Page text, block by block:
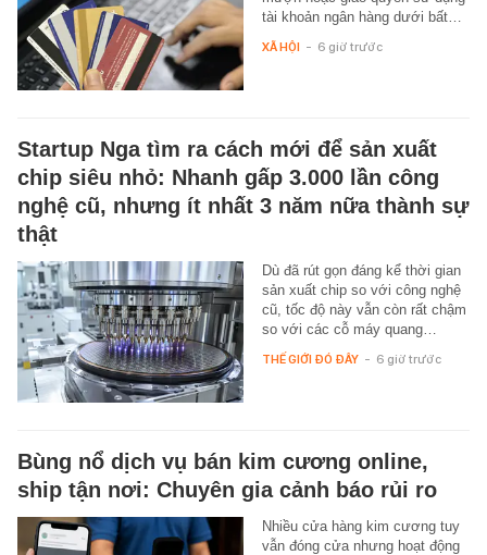
tài khoản ngân hàng dưới bất…
XÃ HỘI - 6 giờ trước
Startup Nga tìm ra cách mới để sản xuất
chip siêu nhỏ: Nhanh gấp 3.000 lần công
nghệ cũ, nhưng ít nhất 3 năm nữa thành sự
thật
Dù đã rút gọn đáng kể thời gian
sản xuất chip so với công nghệ
cũ, tốc độ này vẫn còn rất chậm
so với các cỗ máy quang…
THẾ GIỚI ĐÓ ĐÂY - 6 giờ trước
Bùng nổ dịch vụ bán kim cương online,
ship tận nơi: Chuyên gia cảnh báo rủi ro
Nhiều cửa hàng kim cương tuy
vẫn đóng cửa nhưng hoạt động